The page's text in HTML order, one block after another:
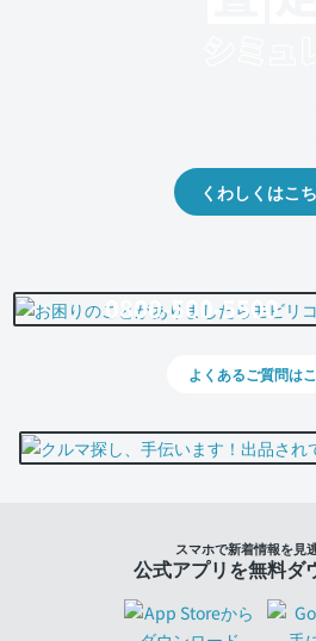
くわしくはこ
0800-500-5500
よくあるご質問は
スマホで新着情報を見
公式アプリを無料ダ